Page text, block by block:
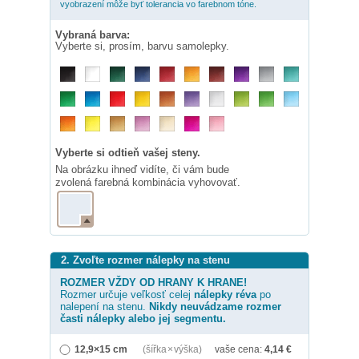
vyobrazení môže byť tolerancia vo farebnom tóne.
Vybraná barva:
Vyberte si, prosím, barvu samolepky.
Vyberte si odtieň vašej steny.
Na obrázku ihneď vidíte, či vám bude
zvolená farebná kombinácia vyhovovať.
2. Zvoľte rozmer nálepky na stenu
ROZMER VŽDY OD HRANY K HRANE!
Rozmer určuje veľkosť celej nálepky révapo
nalepení na stenu. Nikdy neuvádzame rozmer
časti nálepky alebo jej segmentu.
12,9×15 cm (šířka × výška) vaše cena: 4,14 €